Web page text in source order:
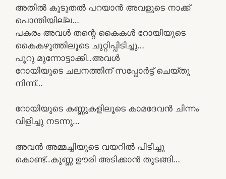
അതിൽ കൂടുതൽ പറയാൻ അവളുടെ നാക്ക്
പൊന്തിയില്ല…
പകരം അവൾ തന്റെ കൈകൾ റോയിയുടെ
കൈകഴുത്തിലൂടെ ചുറ്റിപ്പിടിച്ചു…
പൂറു മുന്നോട്ടാക്കി..അവൾ
റോയിയുടെ ചലനത്തിന് സപ്പോർട്ട് ചെയ്തു
നിന്ന്…
റോയിയുടെ കണ്ണുകളിലൂടെ കാമദേവൻ ചിന്നം
വിളിച്ചു നടന്നു…
അവൻ അമ്മച്ചിയുടെ വയറിൽ പിടിച്ചു
കൊണ്ട്..കുണ്ണ ഊരി അടിക്കാൻ തുടങ്ങി…